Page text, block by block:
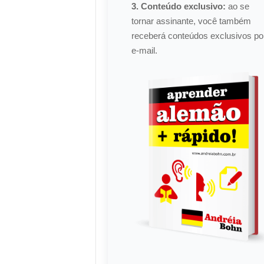
3. Conteúdo exclusivo: ao se
tornar assinante, você também
receberá conteúdos exclusivos
e-mail.